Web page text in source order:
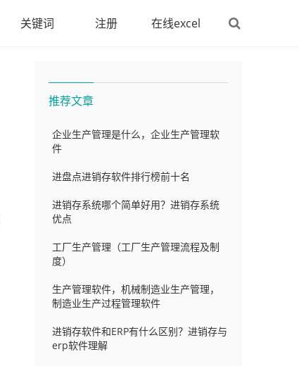
关键词 注册 在线excel
推荐文章
企业生产管理是什么，企业生产管理软
件
进盘点进销存软件排行榜前十名
进销存系统哪个简单好用？进销存系统
优点
工厂生产管理（工厂生产管理流程及制
度）
生产管理软件，机械制造业生产管理，
制造业生产过程管理软件
进销存软件和ERP有什么区别？进销存与
erp软件理解